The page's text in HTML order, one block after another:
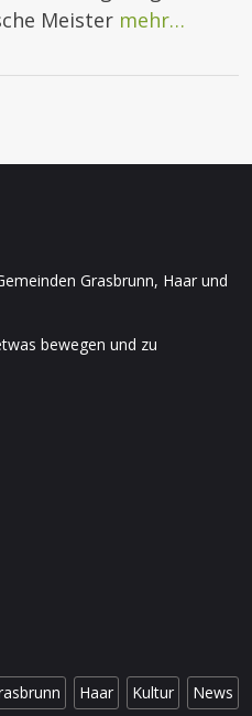
Meister mehr…
Grasbrunn, Haar und
bewegen und zu
Haar Kultur News